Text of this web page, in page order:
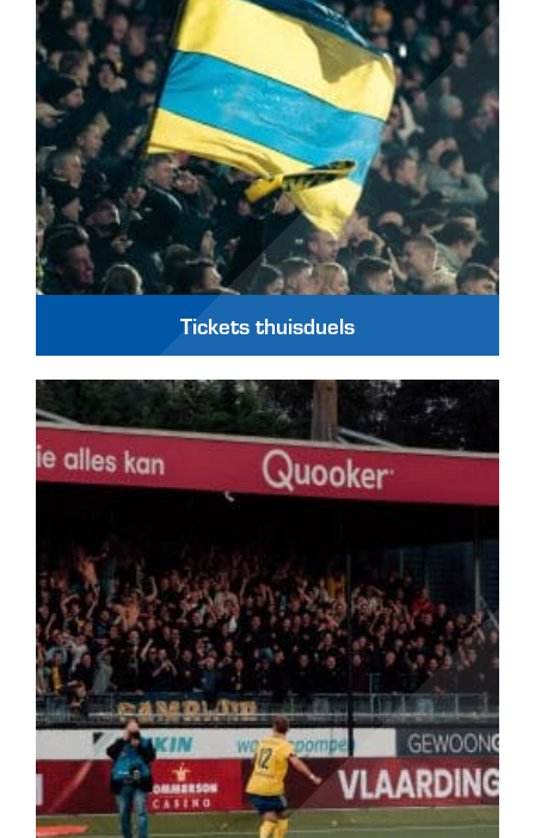
Tickets thuisduels